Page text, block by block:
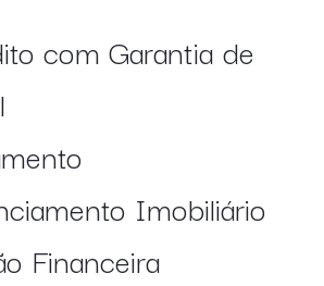
com Garantia de
Imobiliário
Financeira